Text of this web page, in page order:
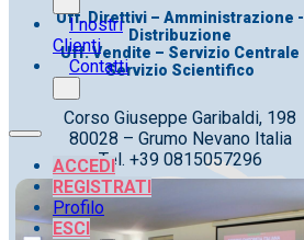
I nostri
Clienti
Contatti
ACCEDI
REGISTRATI
Profilo
ESCI
Uff. Direttivi – Amministrazione -
Distribuzione
Uff. Vendite – Servizio Centrale
Servizio Scientifico
Corso Giuseppe Garibaldi, 198
80028 – Grumo Nevano Italia
Tel. +39 0815057296